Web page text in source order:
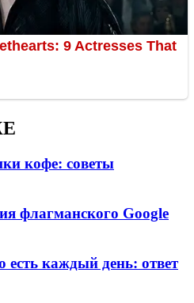
кофе: советы
флагманского Google
каждый день: ответ